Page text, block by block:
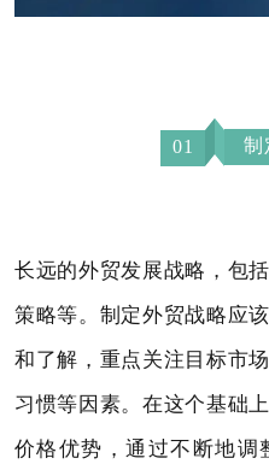
01 制
长远的外贸发展战略，包
策略等。制定外贸战略应
和了解，重点关注目标市
习惯等因素。在这个基础
价格优势，通过不断地调